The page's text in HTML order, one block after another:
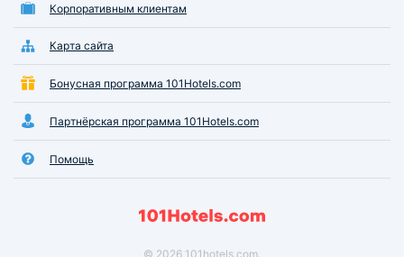
Корпоративным клиентам
Карта сайта
Бонусная программа 101Hotels.com
Партнёрская программа 101Hotels.com
Помощь
© 2026 101hotels.com.